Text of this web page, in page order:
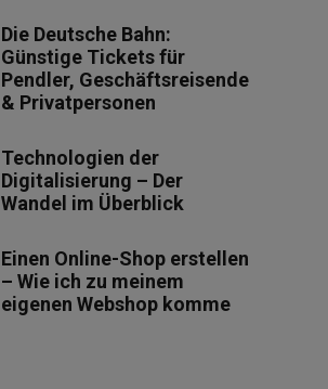
Die Deutsche Bahn:
Günstige Tickets für
Pendler, Geschäftsreisende
& Privatpersonen
Technologien der
Digitalisierung – Der
Wandel im Überblick
Einen Online-Shop erstellen
– Wie ich zu meinem
eigenen Webshop komme